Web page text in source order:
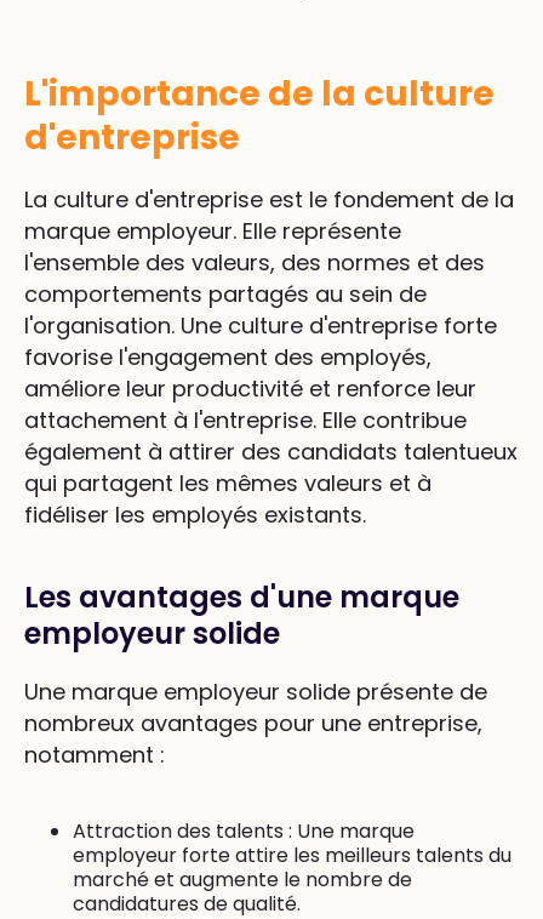
L'importance de la culture
d'entreprise
La culture d'entreprise est le fondement de la
marque employeur. Elle représente
l'ensemble des valeurs, des normes et des
comportements partagés au sein de
l'organisation. Une culture d'entreprise forte
favorise l'engagement des employés,
améliore leur productivité et renforce leur
attachement à l'entreprise. Elle contribue
également à attirer des candidats talentueux
qui partagent les mêmes valeurs et à
fidéliser les employés existants.
Les avantages d'une marque
employeur solide
Une marque employeur solide présente de
nombreux avantages pour une entreprise,
notamment :
Attraction des talents : Une marque
employeur forte attire les meilleurs talents du
marché et augmente le nombre de
candidatures de qualité.